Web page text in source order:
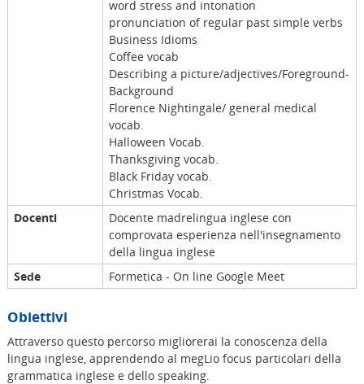
word stress and intonation
pronunciation of regular past simple verbs
Business Idioms
Coffee vocab
Describing a picture/adjectives/Foreground-
Background
Florence Nightingale/ general medical
vocab.
Halloween Vocab.
Thanksgiving vocab.
Black Friday vocab.
Christmas Vocab.
Docenti
Docente madrelingua inglese con
comprovata esperienza nell'insegnamento
della lingua inglese
Sede
Formetica - On line Google Meet
Obiettivi
Attraverso questo percorso migliorerai la conoscenza della
lingua inglese, apprendendo al megLio focus particolari della
grammatica inglese e dello speaking.